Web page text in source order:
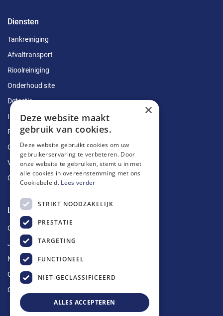
Diensten
Tankreiniging
Afvaltransport
Rioolreiniging
Onderhoud site
Detectie
Herstellingen
Ruimingen
Ontstoppingen
Vetputten
Ontkalking
Longin Service
Over ons
Jobs
Nieuws
Contact
Offerte aanvragen
×
Deze website maakt
gebruik van cookies.
Deze website gebruikt cookies om uw
gebruikerservaring te verbeteren. Door
onze website te gebruiken, stemt u in met
alle cookies in overeenstemming met ons
Cookiebeleid. Lees verder
STRIKT NOODZAKELIJK
PRESTATIE
TARGETING
FUNCTIONEEL
NIET-GECLASSIFICEERD
ALLES ACCEPTEREN